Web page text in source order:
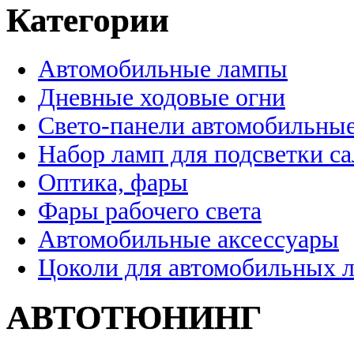
Категории
Автомобильные лампы
Дневные ходовые огни
Свето-панели
Набор ламп для подсветки
Оптика, фары
Фары рабочего света
Автомобильные аксессуары
Цоколи для автомобильных
АВТОТЮНИНГ